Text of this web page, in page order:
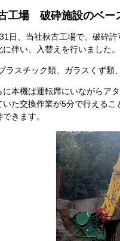
工場 破砕施設のベー
日、当社秋古工場で、破砕
に伴い、入替えを行いました。
ラスチック類、ガラスくず類
に本機は運転席にいながらア
いた交換作業が5分で行える
きます。